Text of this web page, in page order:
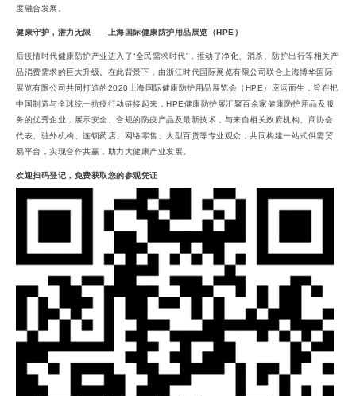
度融合发展。
健康守护，潜力无限——上海国际健康防护用品展览（HPE）
后疫情时代健康防护产业进入了“全民需求时代”，推动了净化、消杀、防护出行等相关产
品消费需求的巨大升级。在此背景下，由浙江时代国际展览有限公司联合上海博华国际
展览有限公司共同打造的2020上海国际健康防护用品展览会（HPE）应运而生，旨在把
中国制造与全球统一抗疫行动链接起来，HPE健康防护展汇聚百余家健康防护用品及服
务的优秀企业，展示安全、合规的防疫产品及最新技术，与来自相关政府机构、商协会
代表、驻外机构、连锁药店、网络零售、大型百货等专业观众，共同构建一站式供需贸
易平台，实现合作共赢，助力大健康产业发展。
欢迎扫码登记，免费获取您的参观凭证